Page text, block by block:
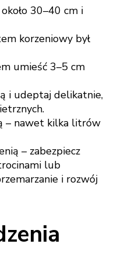
30–40 cm i
korzeniowy był
umieść 3–5 cm
i udeptaj delikatnie,
– nawet kilka litrów
– zabezpiecz
lub
i rozwój